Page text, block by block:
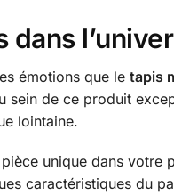
dans
émotions que le tapis
sein de ce produit
lointaine.
unique dans
caractéristiques du